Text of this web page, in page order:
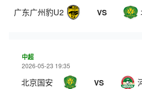
广东广州豹U20 VS
中超
2026-05-23 19:35
北京国安 VS